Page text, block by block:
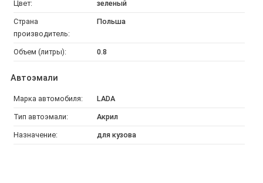
Цвет: зеленый
Страна
производитель:
Польша
Объем (литры): 0.8
Автоэмали
Марка автомобиля: LADA
Тип автоэмали: Акрил
Назначение: для кузова